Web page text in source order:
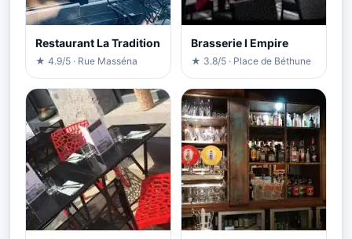
Restaurant La Tradition
★ 4.9/5 · Rue Masséna
Brasserie l Empire
★ 3.8/5 · Place de Béthune